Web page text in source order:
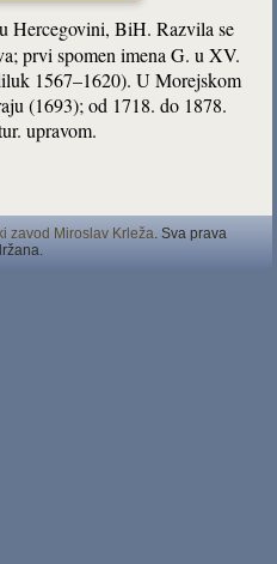
Hercegovini, BiH. Razvila se
prvi spomen imena G. u XV.
1567–1620). U Morejskom
(1693); od 1718. do 1878.
upravom.
zavod Miroslav Krleža . Sva prava